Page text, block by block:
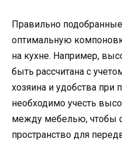
Правильно
оптимальную
на кухне. Например,
быть рассчитана с
хозяина и удобства при
необходимо учесть
между мебелью, чтобы
пространство для